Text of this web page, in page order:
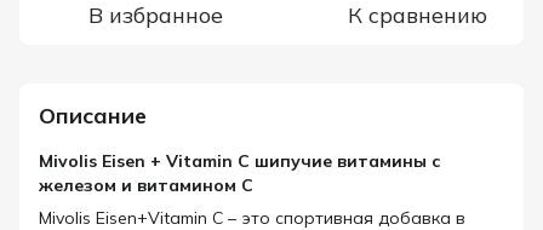
В избранное К сравнению
Описание
Mivolis Eisen + Vitamin C шипучие витамины с
железом и витамином C
Mivolis Eisen+Vitamin C – это спортивная добавка в